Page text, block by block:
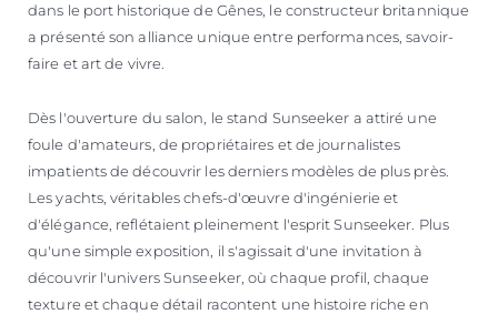
dans le port historique de Gênes, le constructeur britannique
a présenté son alliance unique entre performances, savoir-
faire et art de vivre.
Dès l'ouverture du salon, le stand Sunseeker a attiré une
foule d'amateurs, de propriétaires et de journalistes
impatients de découvrir les derniers modèles de plus près.
Les yachts, véritables chefs-d'œuvre d'ingénierie et
d'élégance, reflétaient pleinement l'esprit Sunseeker. Plus
qu'une simple exposition, il s'agissait d'une invitation à
découvrir l'univers Sunseeker, où chaque profil, chaque
texture et chaque détail racontent une histoire riche en